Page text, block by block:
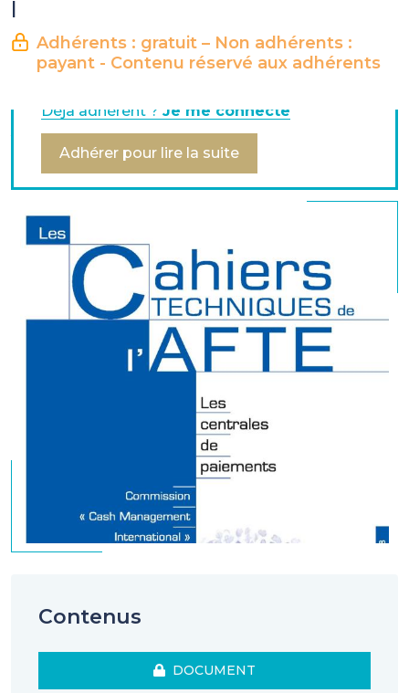
Adhérents : gratuit – Non adhérents :
payant - Contenu réservé aux adhérents
Mot de passe pour ouverture le cahier technique : adhafte75
développement de la finance
d’entreprise
Déjà adhérent ? Je me connecte
Adhérer pour lire la suite
Contenus
DOCUMENT